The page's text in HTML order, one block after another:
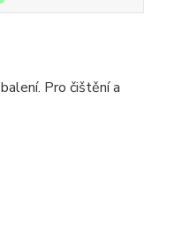
Pro čištění a